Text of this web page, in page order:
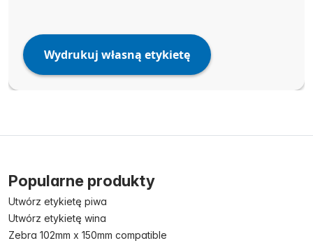
Wydrukuj własną etykietę
Popularne produkty
Utwórz etykietę piwa
Utwórz etykietę wina
Zebra 102mm x 150mm compatible